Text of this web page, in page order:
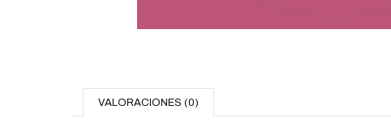
VALORACIONES (0)